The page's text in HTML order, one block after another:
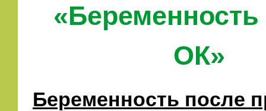
«Беременность
ОК»
Беременность после